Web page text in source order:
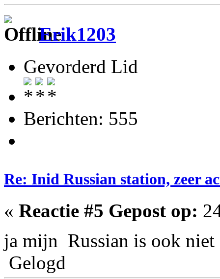
Erik1203
Gevorderd Lid
Berichten: 555
Re: Inid Russian station, zeer
« Reactie #5 Gepost op:
ja mijn Russian is ook
Gelogd